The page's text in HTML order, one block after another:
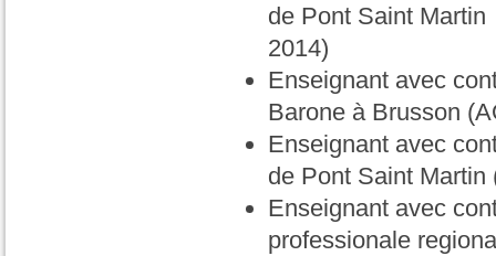
de Pont Saint
2014)
Enseignant avec
Barone à Brusson
Enseignant avec
de Pont Saint Martin
Enseignant avec
professionale